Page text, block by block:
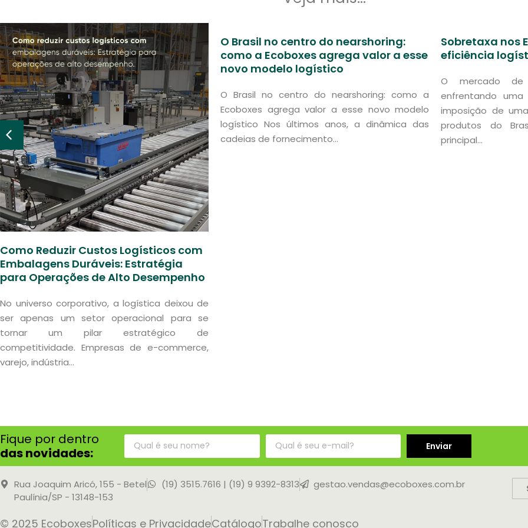
Como Reduzir Custos Logísticos com
Embalagens Duráveis: Estratégia
para Operações de Alto Desempenho
No universo corporativo, a logística deixou de
ser apenas um setor operacional para se
tornar um pilar estratégico de
competitividade. Empresas de e-commerce,
varejo, indústria...
O Brasil no centro do nearshoring:
como a Ecoboxes agrega valor a esse
novo modelo logístico
O Brasil no centro do nearshoring: como a
Ecoboxes agrega valor a esse novo modelo
logístico Nos últimos anos, a dinâmica das
cadeias de fornecimento...
Sobretaxa nos
eficiência
O mercado de
enfrentando uma
imposição de
produtos do
principal...
Fique por dentro
das novidades:
Enviar
Rua Joaquim Aricó, 155 - Betel (19) 3515.7616 | (19) 9 9392-8313
gestao.vendas@ecoboxes.com.br
Paulínia/SP - 13148-153
© 2025 EcoboxesPolíticas e PrivacidadeCatálogoTrabalhe conosco